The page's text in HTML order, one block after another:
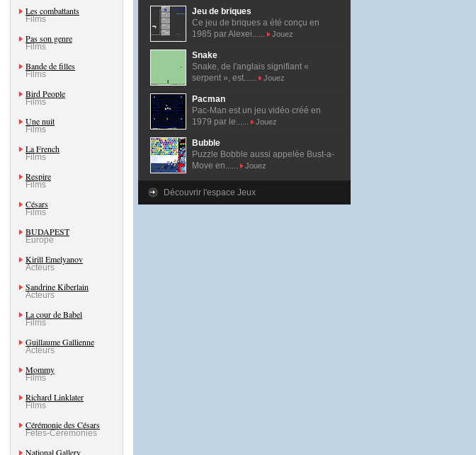
Les combattants
Films
Pas son genre
Films
Bande de filles
Films
Bird People
Films
Une nuit
Films
La French
Films
Respire
Films
Césars
Films
BUDAPEST
Europe
Kirill Emelyanov
Acteurs
Sandrine Kiberlain
Acteurs
La cour de Babel
Films
Guillaume Gallienne
Acteurs
Mommy
Films
Richard Linklater
Films
Cérémonie des Césars
Fêtes-Cérémonies
National Gallery
Jeu de briques
Ce jeu de briques a été conçu en
1985 par Alexei......
Jouez
Snake
Snake, de l'anglais signifiant «
serpent », est......
Jouez
Pacman
Pac-Man est un jeu vidéo créé en
1979 par le......
Jouez
Bubble
Puzzle Bobble aussi appelée Bust-a-
Move en......
Jouez
Découvrir l'espace Jeux